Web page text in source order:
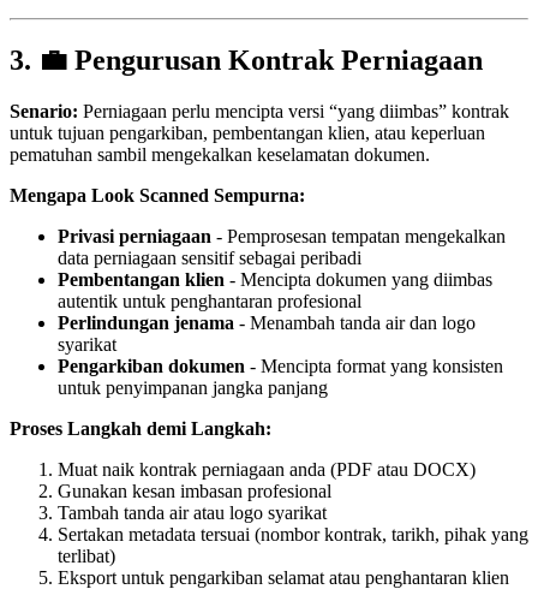
3. 💼 Pengurusan Kontrak Perniagaan
Senario: Perniagaan perlu mencipta versi “yang diimbas” kontrak
untuk tujuan pengarkiban, pembentangan klien, atau keperluan
pematuhan sambil mengekalkan keselamatan dokumen.
Mengapa Look Scanned Sempurna:
Privasi perniagaan - Pemprosesan tempatan mengekalkan
data perniagaan sensitif sebagai peribadi
Pembentangan klien - Mencipta dokumen yang diimbas
autentik untuk penghantaran profesional
Perlindungan jenama - Menambah tanda air dan logo
syarikat
Pengarkiban dokumen - Mencipta format yang konsisten
untuk penyimpanan jangka panjang
Proses Langkah demi Langkah:
Muat naik kontrak perniagaan anda (PDF atau DOCX)
Gunakan kesan imbasan profesional
Tambah tanda air atau logo syarikat
Sertakan metadata tersuai (nombor kontrak, tarikh, pihak yang
terlibat)
Eksport untuk pengarkiban selamat atau penghantaran klien